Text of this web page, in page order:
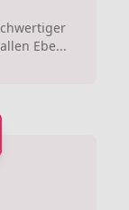
Ebe...